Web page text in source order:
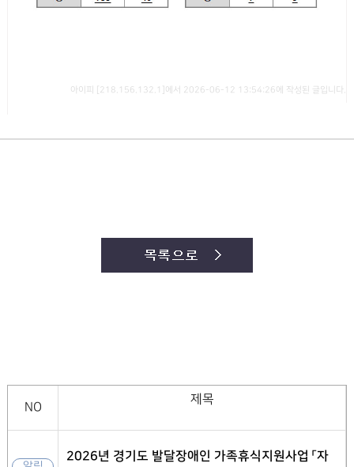
아이피 [218.156.132.1]에서 2026-06-12 13:54:26에 작성된 글입니다.
NO
제목
2026년 경기도 발달장애인 가족휴식지원사업 「자